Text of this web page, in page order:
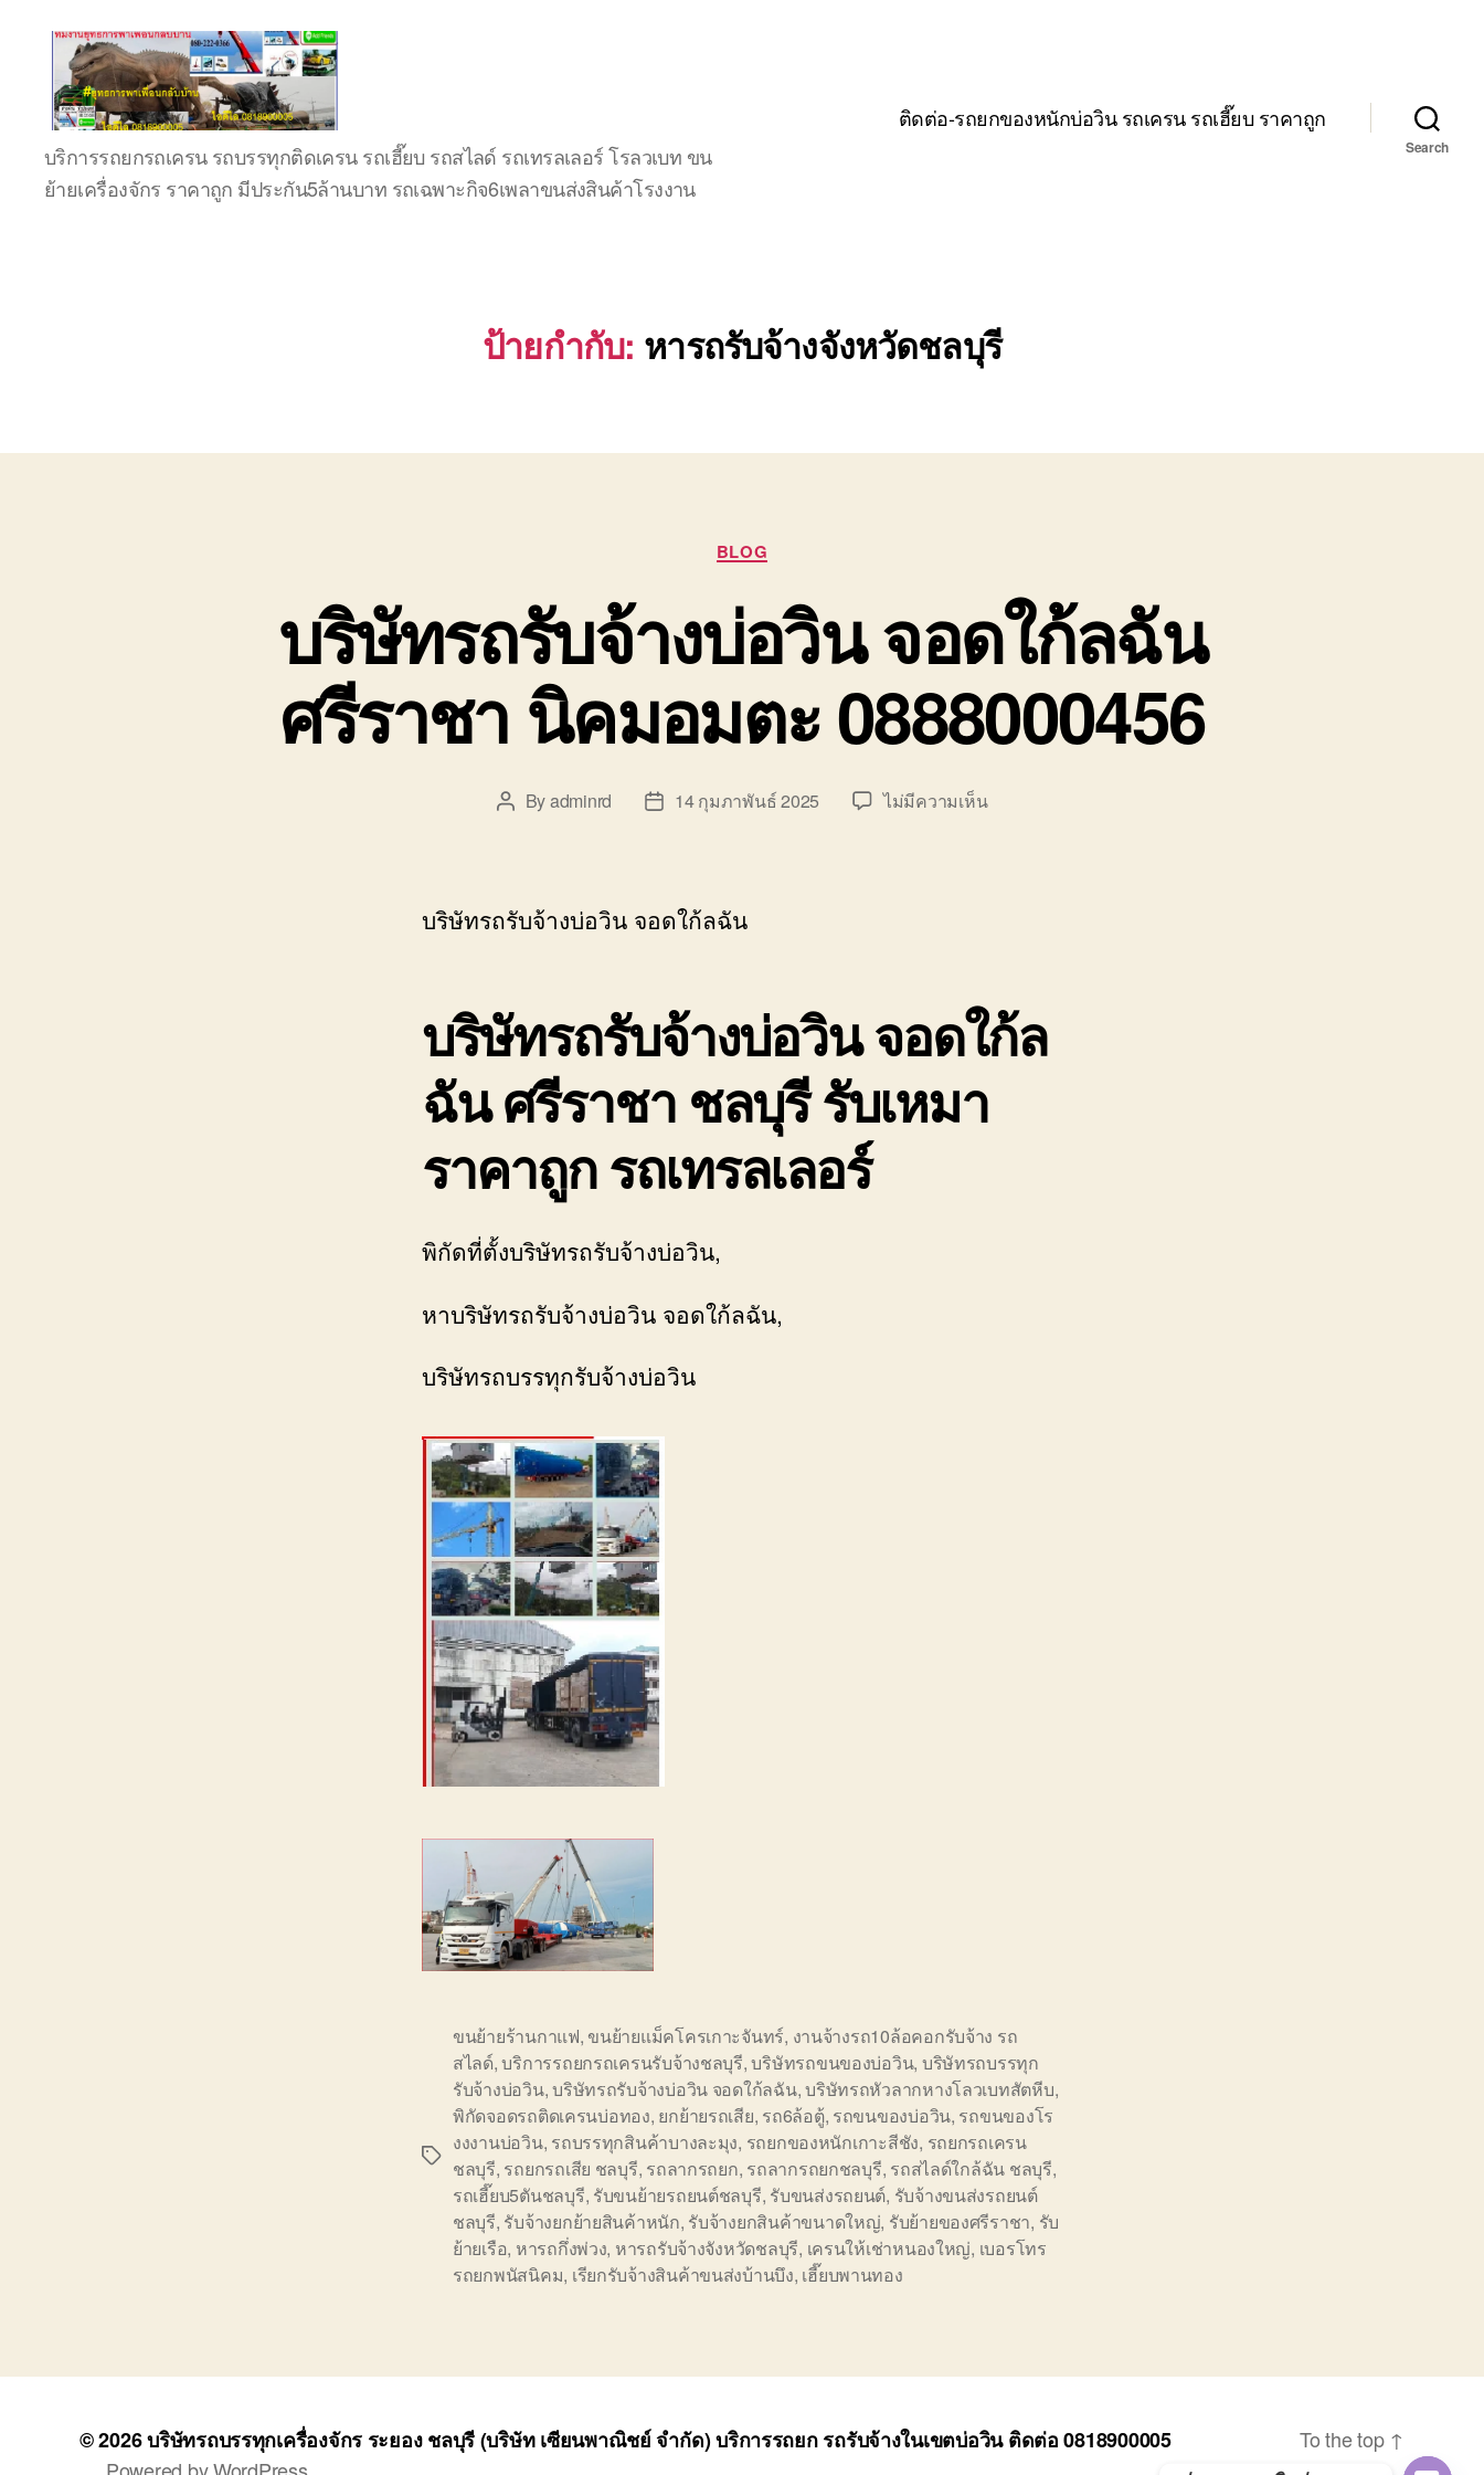
บริษัท
รถ
บรรทุก
รับจ้าง
บริการรถยกรถเครน รถบรรทุกติดเครน รถเฮี๊ยบ รถสไลด์ รถเทรลเลอร์ โรลวเบท ขน
ย้ายเครื่องจักร ราคาถูก มีประกัน5ล้านบาท รถเฉพาะกิจ6เพลาขนส่งสินค้าโรงงาน
ติดต่อ-รถยกของหนักบ่อวิน รถเครน รถเฮี๊ยบ ราคาถูก
Search
ป้ายกำกับ: หารถรับจ้างจังหวัดชลบุรี
Categories
BLOG
บริษัทรถรับจ้างบ่อวิน จอดใก้ลฉัน
ศรีราชา นิคมอมตะ 0888000456
Post
Byadminrd
Post14 กุมภาพันธ์ 2025 ไม่มีความเห็นบน
ฉัน
ศรีราชา
นิคม
อมตะ
0888000456
บริษัทรถรับจ้างบ่อวิน จอดใก้ลฉัน
บริษัทรถรับจ้างบ่อวิน จอดใก้ล
ฉัน ศรีราชา ชลบุรี รับเหมา
ราคาถูก รถเทรลเลอร์
พิกัดที่ตั้งบริษัทรถรับจ้างบ่อวิน,
หาบริษัทรถรับจ้างบ่อวิน จอดใก้ลฉัน,
บริษัทรถบรรทุกรับจ้างบ่อวิน
Tags
ขนย้ายร้านกาแฟ, ขนย้ายแม็คโครเกาะจันทร์, งานจ้างรถ10ล้อคอกรับจ้าง รถ
สไลด์,บริการรถยกรถเครนรับจ้างชลบุรี,บริษัทรถขนของบ่อวิน, บริษัทรถบรรทุก
รับจ้างบ่อวิน,บริษัทรถรับจ้างบ่อวิน จอดใก้ลฉัน,บริษัทรถหัวลากหางโลวเบทสัตหีบ,
พิกัดจอดรถติดเครนบ่อทอง, ยกย้ายรถเสีย, รถ6ล้อตู้, รถขนของบ่อวิน, รถขนของโร
งงงานบ่อวิน, รถบรรทุกสินค้าบางละมุง, รถยกของหนักเกาะสีชัง, รถยกรถเครน
ชลบุรี, รถยกรถเสีย ชลบุรี, รถลากรถยก, รถลากรถยกชลบุรี, รถสไลด์ใกล้ฉัน ชลบุรี,
รถเฮี๊ยบ5ตันชลบุรี, รับขนย้ายรถยนต์ชลบุรี, รับขนส่งรถยนต์, รับจ้างขนส่งรถยนต์
ชลบุรี, รับจ้างยกย้ายสินค้าหนัก, รับจ้างยกสินค้าขนาดใหญ่, รับย้ายของศรีราชา, รับ
ย้ายเรือ, หารถกึ่งพ่วง, หารถรับจ้างจังหวัดชลบุรี, เครนให้เช่าหนองใหญ่, เบอรโทร
รถยกพนัสนิคม, เรียกรับจ้างสินค้าขนส่งบ้านบึง, เฮี๊ยบพานทอง
© 2026บริษัทรถบรรทุกเครื่องจักร ระยอง ชลบุรี (บริษัท เซียนพาณิชย์ จำกัด) บริการรถยก รถรับจ้างในเขตบ่อวิน ติดต่อ 0818900005
To the top ↑